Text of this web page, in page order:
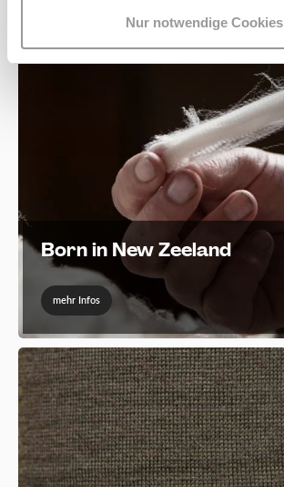
Nur notwendige Cookies
Born in New Zeeland
mehr Infos